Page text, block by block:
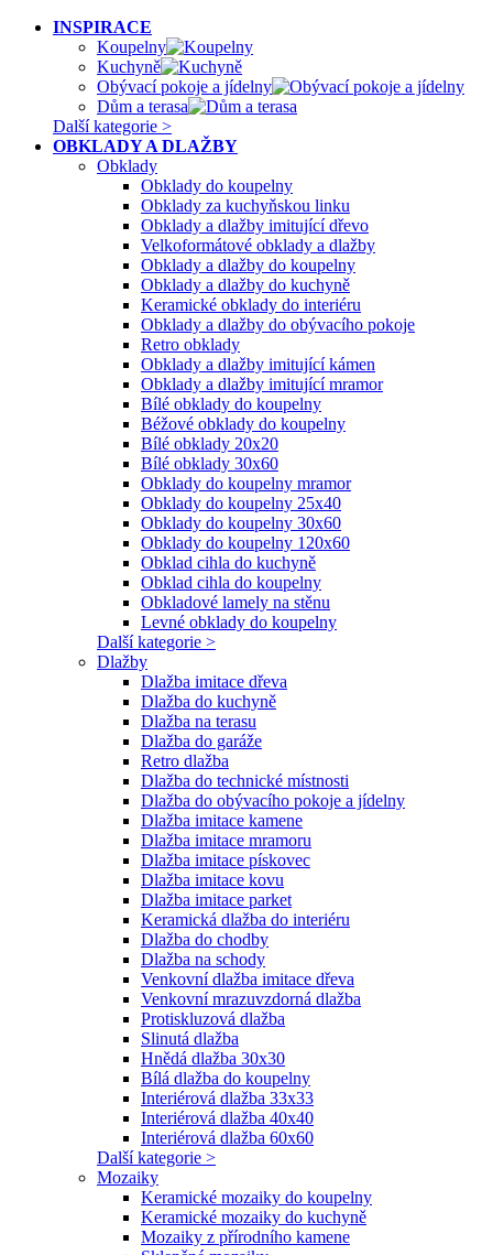
INSPIRACE
Koupelny
Kuchyně
Obývací pokoje a jídelny
Dům a terasa
Další kategorie >
OBKLADY A DLAŽBY
Obklady
Obklady do koupelny
Obklady za kuchyňskou linku
Obklady a dlažby imitující dřevo
Velkoformátové obklady a dlažby
Obklady a dlažby do koupelny
Obklady a dlažby do kuchyně
Keramické obklady do interiéru
Obklady a dlažby do obývacího pokoje
Retro obklady
Obklady a dlažby imitující kámen
Obklady a dlažby imitující mramor
Bílé obklady do koupelny
Béžové obklady do koupelny
Bílé obklady 20x20
Bílé obklady 30x60
Obklady do koupelny mramor
Obklady do koupelny 25x40
Obklady do koupelny 30x60
Obklady do koupelny 120x60
Obklad cihla do kuchyně
Obklad cihla do koupelny
Obkladové lamely na stěnu
Levné obklady do koupelny
Další kategorie >
Dlažby
Dlažba imitace dřeva
Dlažba do kuchyně
Dlažba na terasu
Dlažba do garáže
Retro dlažba
Dlažba do technické místnosti
Dlažba do obývacího pokoje a jídelny
Dlažba imitace kamene
Dlažba imitace mramoru
Dlažba imitace pískovec
Dlažba imitace kovu
Dlažba imitace parket
Keramická dlažba do interiéru
Dlažba do chodby
Dlažba na schody
Venkovní dlažba imitace dřeva
Venkovní mrazuvzdorná dlažba
Protiskluzová dlažba
Slinutá dlažba
Hnědá dlažba 30x30
Bílá dlažba do koupelny
Interiérová dlažba 33x33
Interiérová dlažba 40x40
Interiérová dlažba 60x60
Další kategorie >
Mozaiky
Keramické mozaiky do koupelny
Keramické mozaiky do kuchyně
Mozaiky z přírodního kamene